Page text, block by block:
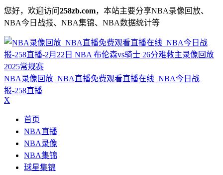
您好，欢迎访问258zb.com，本站主要分享NBA录像回放、
NBA今日战报、NBA集锦、NBA数据统计等
NBA录像回放_NBA直播免费观看直播在线_NBA今日战
报-258直播
X
首页
NBA直播
NBA录像
NBA集锦
球星集锦